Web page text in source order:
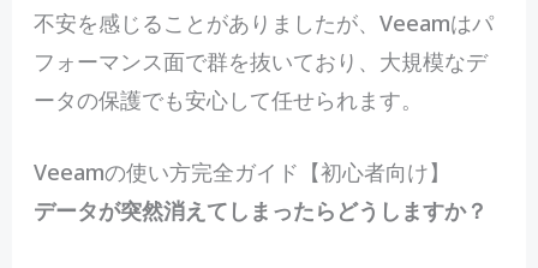
不安を感じることがありましたが、Veeamはパ
フォーマンス面で群を抜いており、大規模なデ
ータの保護でも安心して任せられます。
Veeamの使い方完全ガイド【初心者向け】
データが突然消えてしまったらどうしますか？